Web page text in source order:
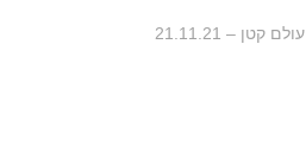
עולם קטן – 21.11.21